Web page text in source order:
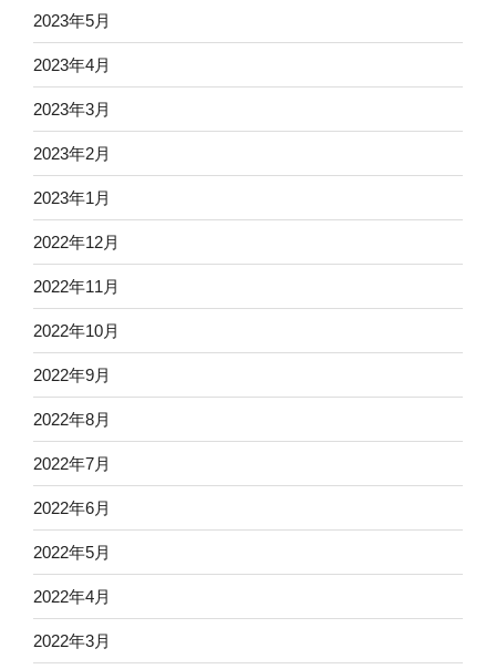
2023年5月
2023年4月
2023年3月
2023年2月
2023年1月
2022年12月
2022年11月
2022年10月
2022年9月
2022年8月
2022年7月
2022年6月
2022年5月
2022年4月
2022年3月